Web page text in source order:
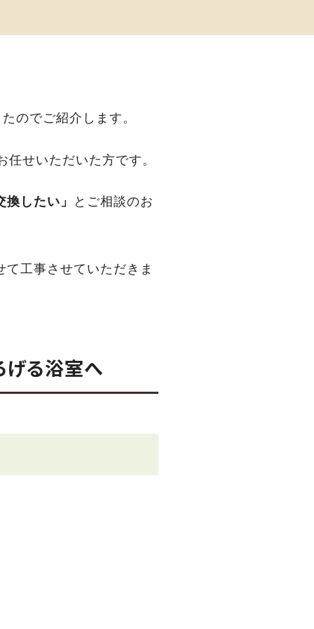
のでご紹介します。
せいただいた方です。
したい」 とご相談のお
工事させていただきま
げる浴室へ